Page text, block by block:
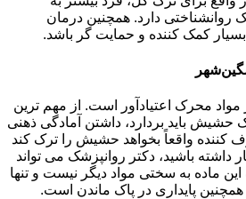
دارد. همچنین درمان
کمک کننده و حمایت گر باشد.
محرک اعتیادآور است. از مهم ترین
حشیش باید بردارد، داشتن آمادگی ذهنی
واقعاً بخواهد حشیش را ترک کند
داشته باشید، دکتر روانپزشک می تواند
ماده به سختی مواد دیگر نیست و تنها
پایداری در پاک ماندن است.